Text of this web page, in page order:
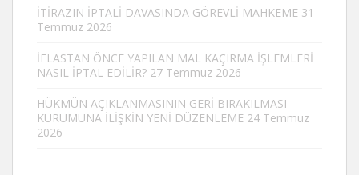
İTİRAZIN İPTALİ DAVASINDA GÖREVLİ MAHKEME 31
Temmuz 2026
İFLASTAN ÖNCE YAPILAN MAL KAÇIRMA İŞLEMLERİ
NASIL İPTAL EDİLİR? 27 Temmuz 2026
HÜKMÜN AÇIKLANMASININ GERİ BIRAKILMASI
KURUMUNA İLİŞKİN YENİ DÜZENLEME 24 Temmuz
2026